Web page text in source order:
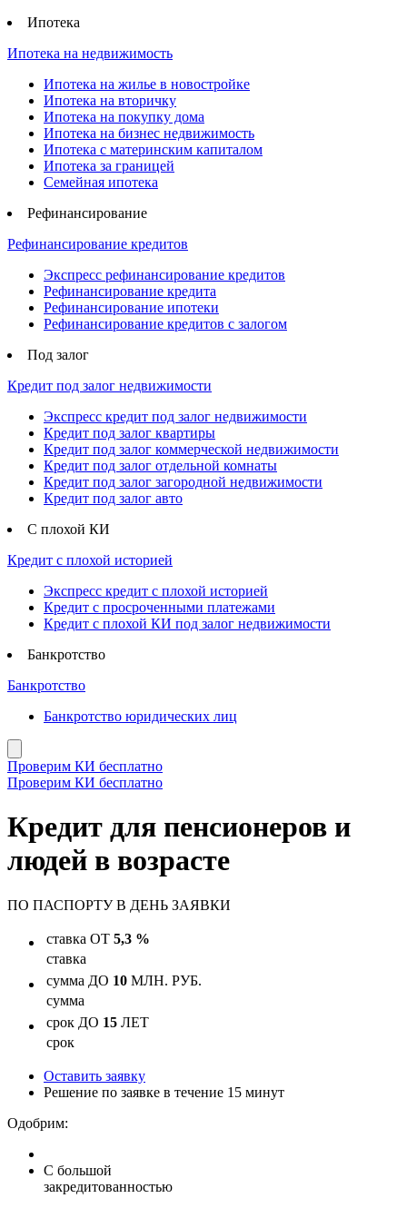
Ипотека
Ипотека на недвижимость
Ипотека на жилье в новостройке
Ипотека на вторичку
Ипотека на покупку дома
Ипотека на бизнес недвижимость
Ипотека с материнским капиталом
Ипотека за границей
Семейная ипотека
Рефинансирование
Рефинансирование кредитов
Экспресс рефинансирование кредитов
Рефинансирование кредита
Рефинансирование ипотеки
Рефинансирование кредитов с залогом
Под залог
Кредит под залог недвижимости
Экспресс кредит под залог недвижимости
Кредит под залог квартиры
Кредит под залог коммерческой недвижимости
Кредит под залог отдельной комнаты
Кредит под залог загородной недвижимости
Кредит под залог авто
С плохой КИ
Кредит с плохой историей
Экспресс кредит с плохой историей
Кредит с просроченными платежами
Кредит с плохой КИ под залог недвижимости
Банкротство
Банкротство
Банкротство юридических лиц
Проверим КИ бесплатно
Проверим КИ бесплатно
Кредит для пенсионеров и
людей в возрасте
ПО ПАСПОРТУВ ДЕНЬ ЗАЯВКИ
ставка ОТ 5,3 %
ставка
сумма ДО 10 МЛН. РУБ.
сумма
срок ДО 15 ЛЕТ
срок
Оставить заявку
Решение по заявке в течение 15 минут
Одобрим:
С большой
закредитованностью